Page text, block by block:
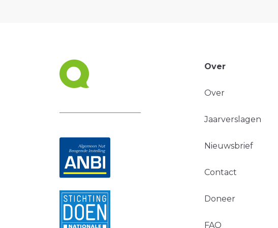
Over
Over
Jaarverslagen
Nieuwsbrief
Contact
Doneer
FAQ